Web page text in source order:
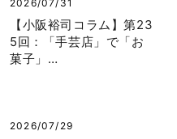
2026/07/31
【小阪裕司コラム】第23
5回：「手芸店」で「お
菓子」…
2026/07/29